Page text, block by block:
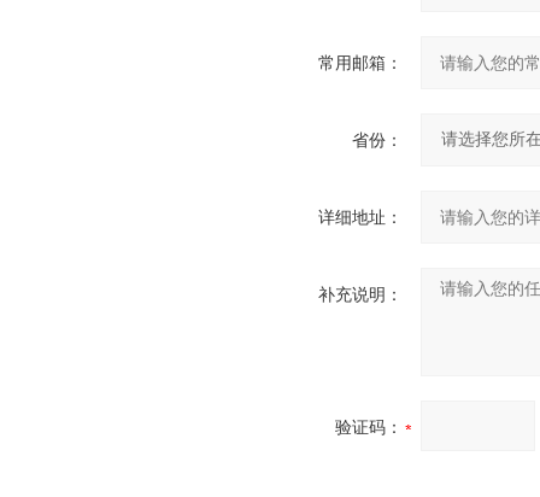
常用邮箱：
省份：
详细地址：
补充说明：
验证码：